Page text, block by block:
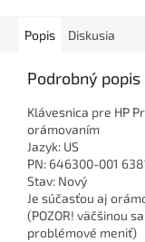
Popis Diskusia
Podrobný popis
Klávesnica pre HP
orámovaním
Jazyk: US
PN: 646300-001
Stav: Nový
Je súčasťou aj
(POZOR! väčšinou
problémové meniť)